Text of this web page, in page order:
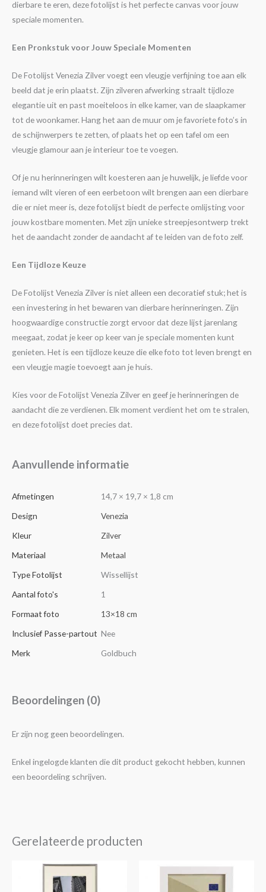
dierbare te eren, deze fotolijst is het perfecte canvas voor jouw
speciale momenten.
Een Pronkstuk voor Jouw Speciale Momenten
De Fotolijst Venezia Zilver voegt een vleugje verfijning toe aan elk
beeld dat je erin plaatst. Zijn zilveren afwerking straalt tijdloze
elegantie uit en past moeiteloos in elke kamer, van de slaapkamer
tot de woonkamer. Hang het aan de muur om je favoriete foto’s in
de schijnwerpers te zetten, of plaats het op een tafel om een
vleugje glamour aan je interieur toe te voegen.
Of je nu herinneringen wilt koesteren aan je huwelijk, je liefde voor
iemand wilt vieren of een eerbetoon wilt brengen aan een dierbare
die er niet meer is, deze fotolijst biedt de perfecte omlijsting voor
jouw kostbare momenten. Met zijn unieke streepjesontwerp trekt
het de aandacht zonder de aandacht af te leiden van de foto zelf.
Een Tijdloze Keuze
De Fotolijst Venezia Zilver is niet alleen een decoratief stuk; het is
een investering in het bewaren van dierbare herinneringen. Zijn
hoogwaardige constructie zorgt ervoor dat deze lijst jarenlang
meegaat, zodat je keer op keer van je speciale momenten kunt
genieten. Het is een tijdloze keuze die elke foto tot leven brengt en
een vleugje magie toevoegt aan je huis.
Kies voor de Fotolijst Venezia Zilver en geef je herinneringen de
aandacht die ze verdienen. Elk moment verdient het om te stralen,
en deze fotolijst doet precies dat.
Aanvullende informatie
Afmetingen
14,7 × 19,7 × 1,8 cm
Design
Venezia
Kleur
Zilver
Materiaal
Metaal
Type Fotolijst
Wissellijst
Aantal foto's
1
Formaat foto
13×18 cm
Inclusief Passe-partout Nee
Merk
Goldbuch
Beoordelingen (0)
Er zijn nog geen beoordelingen.
Enkel ingelogde klanten die dit product gekocht hebben, kunnen
een beoordeling schrijven.
Gerelateerde producten
€5,95
Dit